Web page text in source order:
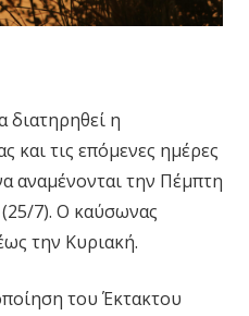
διατηρηθεί η
και τις επόμενες ημέρες
αναμένονται την Πέμπτη
7). Ο καύσωνας
την Κυριακή.
του Έκτακτου